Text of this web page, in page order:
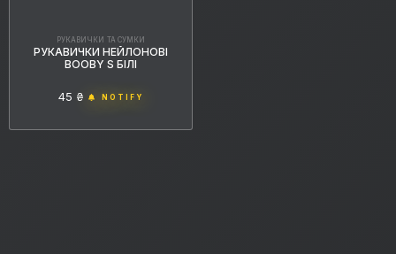
РУКАВИЧКИ ТА СУМКИ
РУКАВИЧКИ НЕЙЛОНОВІ
BOOBY S БІЛІ
45 ₴ NOTIFY